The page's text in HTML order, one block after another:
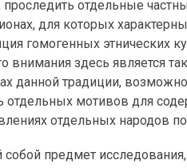
проследить отдельные
для которых
гомогенных этнических
внимания здесь является
данной традиции,
отдельных мотивов для
отдельных народов
предмет